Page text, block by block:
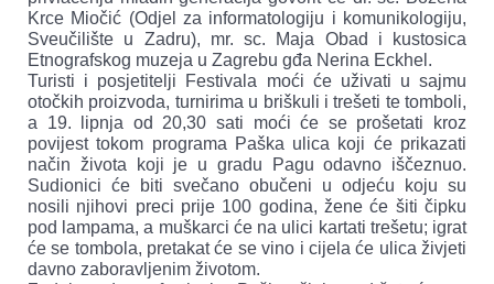
Krce Miočić (Odjel za informatologiju i komunikologiju,
Sveučilište u Zadru), mr. sc. Maja Obad i kustosica
Etnografskog muzeja u Zagrebu gđa Nerina Eckhel.
Turisti i posjetitelji Festivala moći će uživati u sajmu
otočkih proizvoda, turnirima u briškuli i trešeti te tomboli,
a 19. lipnja od 20,30 sati moći će se prošetati kroz
povijest tokom programa Paška ulica koji će prikazati
način života koji je u gradu Pagu odavno iščeznuo.
Sudionici će biti svečano obučeni u odjeću koju su
nosili njihovi preci prije 100 godina, žene će šiti čipku
pod lampama, a muškarci će na ulici kartati trešetu; igrat
će se tombola, pretakat će se vino i cijela će ulica živjeti
davno zaboravljenim životom.